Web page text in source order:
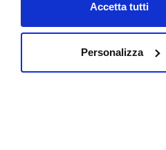
Accetta tutti
Personalizza